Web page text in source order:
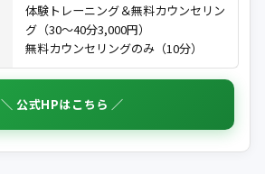
体験トレーニング＆無料カウンセリン
グ（30～40分3,000円）
無料カウンセリングのみ（10分）
＼ 公式HPはこちら ／